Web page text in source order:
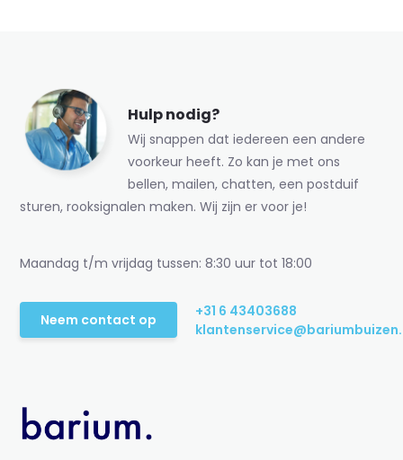
Hulp nodig?
Wij snappen dat iedereen een andere
voorkeur heeft. Zo kan je met ons
bellen, mailen, chatten, een postduif
sturen, rooksignalen maken. Wij zijn er voor je!
Maandag t/m vrijdag tussen: 8:30 uur tot 18:00
Neem contact op
+31 6 43403688